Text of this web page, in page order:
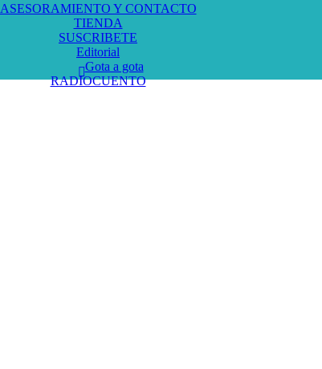
ASESORAMIENTO Y CONTACTO
TIENDA
SUSCRIBETE
Editorial
Gota a gota
RADIOCUENTO